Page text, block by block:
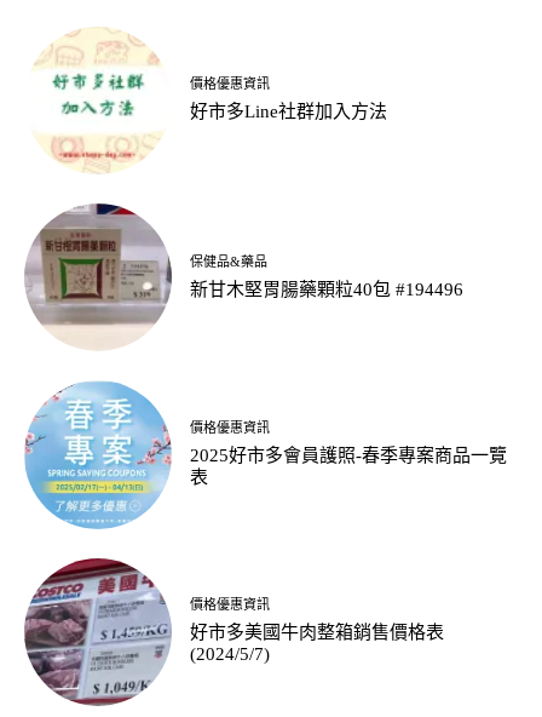
價格優惠資訊
好市多Line社群加入方法
保健品&藥品
新甘木堅胃腸藥顆粒40包 #194496
價格優惠資訊
2025好市多會員護照-春季專案商品一覽
表
價格優惠資訊
好市多美國牛肉整箱銷售價格表
(2024/5/7)